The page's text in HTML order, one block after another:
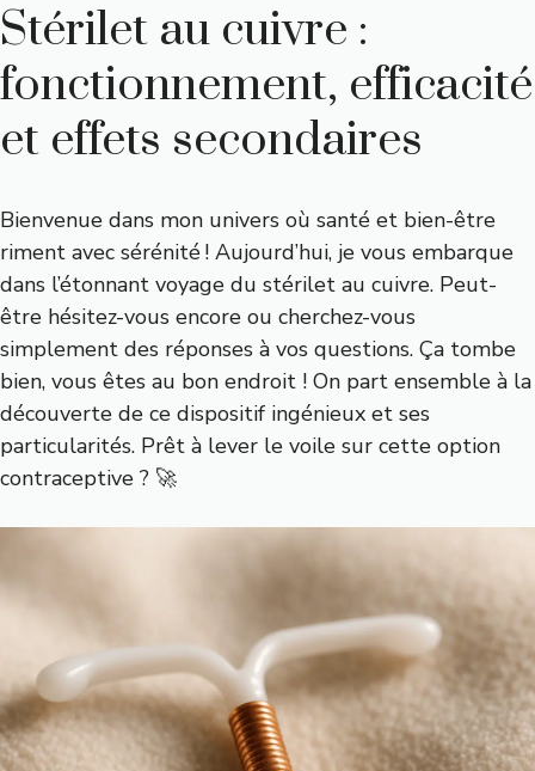
Stérilet au cuivre :
fonctionnement, efficacité
et effets secondaires
Bienvenue dans mon univers où santé et bien-être
riment avec sérénité ! Aujourd’hui, je vous embarque
dans l’étonnant voyage du stérilet au cuivre. Peut-
être hésitez-vous encore ou cherchez-vous
simplement des réponses à vos questions. Ça tombe
bien, vous êtes au bon endroit ! On part ensemble à la
découverte de ce dispositif ingénieux et ses
particularités. Prêt à lever le voile sur cette option
contraceptive ? 🚀